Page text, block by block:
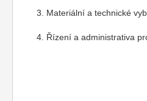
Materiální a technické
Řízení a administrativa